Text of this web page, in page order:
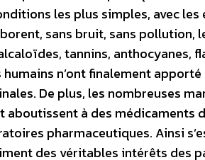
les plus simples, avec
sans bruit, sans pollution,
tannins, anthocyanes,
n’ont finalement
De plus, les nombreuses
à des médicaments
pharmaceutiques. Ainsi
des véritables intérêts des